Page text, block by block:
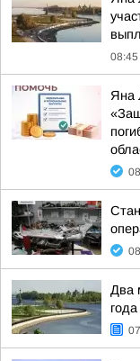
08:45
Яна
Два
года